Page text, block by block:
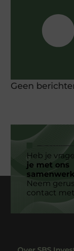
Geen
Heb je
je met ons
Neem
contact